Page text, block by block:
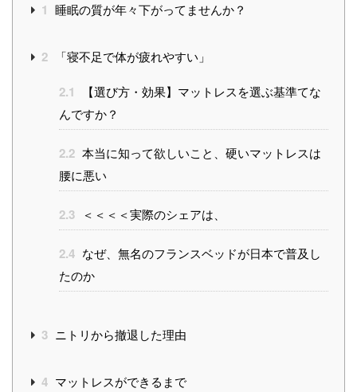
1 睡眠の質が年々下がってませんか？
2 「寝不足で体が疲れやすい」
2.1
【選び方・効果】マットレスを選ぶ基準てな
んですか？
2.2 本当に知って欲しいこと、硬いマットレスは
腰に悪い
2.3 ＜＜＜＜実際のシェアは、
2.4 なぜ、無名のフランスベッドが日本で普及し
たのか
3 ニトリから撤退した理由
4 マットレスができるまで